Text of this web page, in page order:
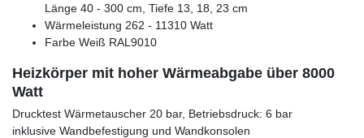
Länge 40 - 300 cm, Tiefe 13, 18, 23 cm
Wärmeleistung 262 - 11310 Watt
Farbe Weiß RAL9010
Heizkörper mit hoher Wärmeabgabe über 8000
Watt
Drucktest Wärmetauscher 20 bar, Betriebsdruck: 6 bar
inklusive Wandbefestigung und Wandkonsolen